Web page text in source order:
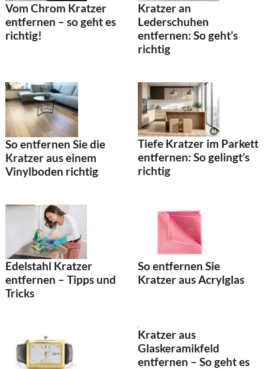
Vom Chrom Kratzer
entfernen – so geht es
richtig!
Kratzer an
Lederschuhen
entfernen: So geht’s
richtig
So entfernen Sie die
Kratzer aus einem
Vinylboden richtig
Tiefe Kratzer im Parkett
entfernen: So gelingt’s
richtig
Edelstahl Kratzer
entfernen – Tipps und
Tricks
So entfernen Sie
Kratzer aus Acrylglas
Kratzer aus
Glaskeramikfeld
entfernen – So geht es